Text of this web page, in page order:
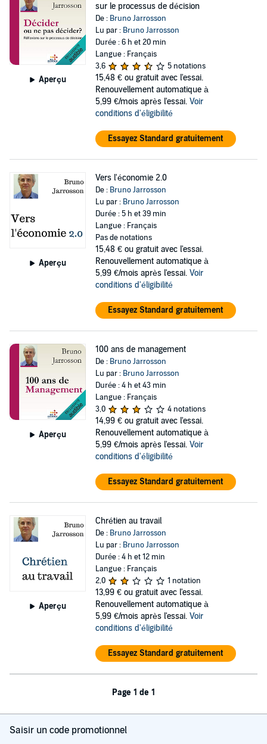
Aperçu
sur le processus de décision
De : Bruno Jarrosson
Lu par : Bruno Jarrosson
Durée : 6 h et 20 min
Langue : Français
3,6
5 notations
15,48 € ou gratuit avec l'essai.
Renouvellement automatique à
5,99 €/mois après l'essai. Voir
conditions d'éligibilité
Essayez Standard gratuitement
Aperçu
Vers l'économie 2.0
De : Bruno Jarrosson
Lu par : Bruno Jarrosson
Durée : 5 h et 39 min
Langue : Français
Pas de notations
15,48 € ou gratuit avec l'essai.
Renouvellement automatique à
5,99 €/mois après l'essai. Voir
conditions d'éligibilité
Essayez Standard gratuitement
Aperçu
100 ans de management
De : Bruno Jarrosson
Lu par : Bruno Jarrosson
Durée : 4 h et 43 min
Langue : Français
3,0
4 notations
14,99 € ou gratuit avec l'essai.
Renouvellement automatique à
5,99 €/mois après l'essai. Voir
conditions d'éligibilité
Essayez Standard gratuitement
Aperçu
Chrétien au travail
De : Bruno Jarrosson
Lu par : Bruno Jarrosson
Durée : 4 h et 12 min
Langue : Français
2,0
1 notation
13,99 € ou gratuit avec l'essai.
Renouvellement automatique à
5,99 €/mois après l'essai. Voir
conditions d'éligibilité
Essayez Standard gratuitement
Page 1 de 1
Saisir un code promotionnel